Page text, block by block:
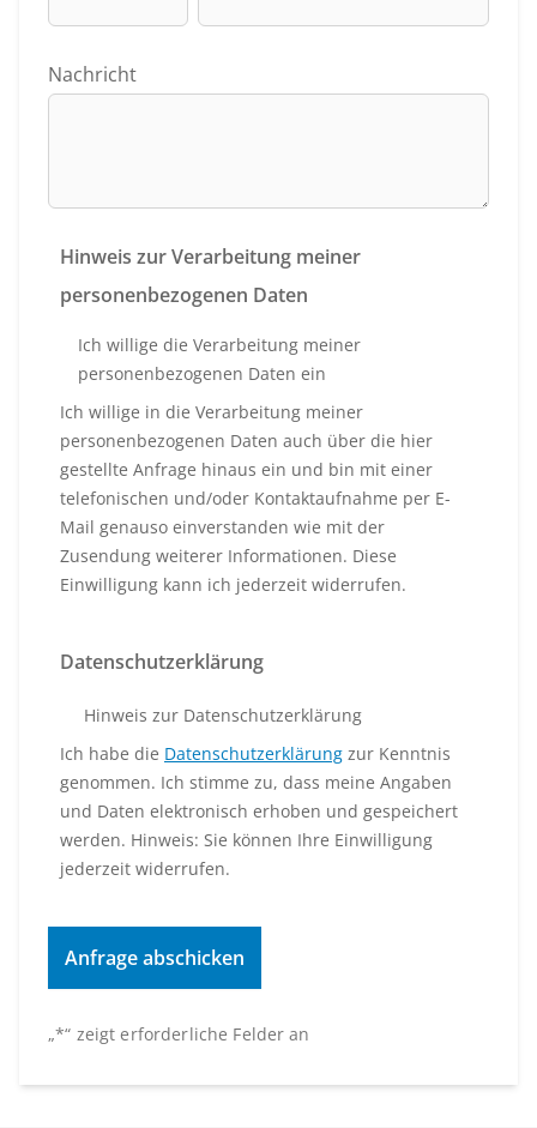
„*“ zeigt erforderliche Felder an
Nachricht
Hinweis zur Verarbeitung meiner
personenbezogenen Daten
Ich willige die Verarbeitung meiner
personenbezogenen Daten ein
Ich willige in die Verarbeitung meiner
personenbezogenen Daten auch über die hier
gestellte Anfrage hinaus ein und bin mit einer
telefonischen und/oder Kontaktaufnahme per E-
Mail genauso einverstanden wie mit der
Zusendung weiterer Informationen. Diese
Einwilligung kann ich jederzeit widerrufen.
Datenschutzerklärung
Hinweis zur Datenschutzerklärung
Ich habe die Datenschutzerklärung zur Kenntnis
genommen. Ich stimme zu, dass meine Angaben
und Daten elektronisch erhoben und gespeichert
werden. Hinweis: Sie können Ihre Einwilligung
jederzeit widerrufen.